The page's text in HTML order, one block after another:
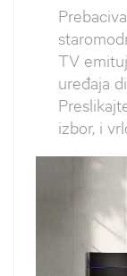
TV
uređaja
izbor, i